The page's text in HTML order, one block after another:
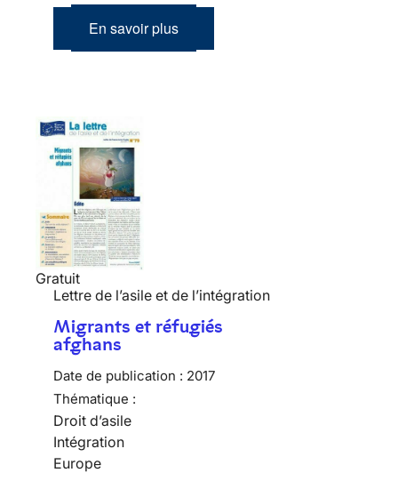
En savoir plus
Gratuit
Lettre de l’asile et de l’intégration
Migrants et réfugiés
afghans
Date de publication : 2017
Thématique :
Droit d’asile
Intégration
Europe